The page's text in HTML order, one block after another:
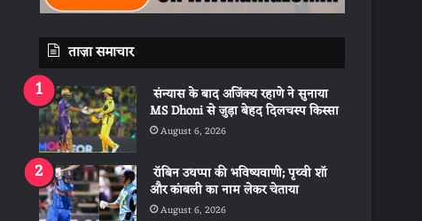
ताज़ा समाचार
संन्यास के बाद अजिंक्‍य रहाणे ने सुनाया
MS Dhoni से जुड़ा बेहद दिलचस्प किस्सा
August 6, 2026
रॉबिन उथप्पा की भविष्यवाणी; पृथ्वी शॉ
और कांबली का नाम लेकर चेताया
August 6, 2026